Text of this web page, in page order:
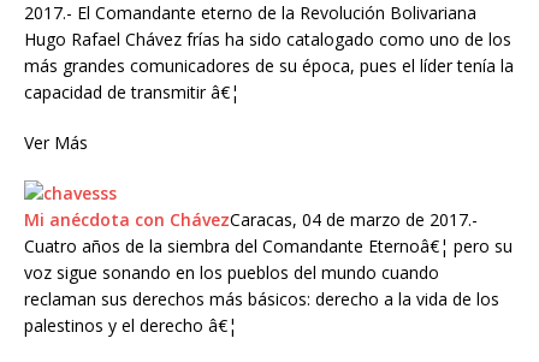
2017.- El Comandante eterno de la Revolución Bolivariana
Hugo Rafael Chávez frías ha sido catalogado como uno de los
más grandes comunicadores de su época, pues el líder tenía la
capacidad de transmitir â€¦
Ver Más
Mi anécdota con ChávezCaracas, 04 de marzo de 2017.-
Cuatro años de la siembra del Comandante Eternoâ€¦ pero su
voz sigue sonando en los pueblos del mundo cuando
reclaman sus derechos más básicos: derecho a la vida de los
palestinos y el derecho â€¦